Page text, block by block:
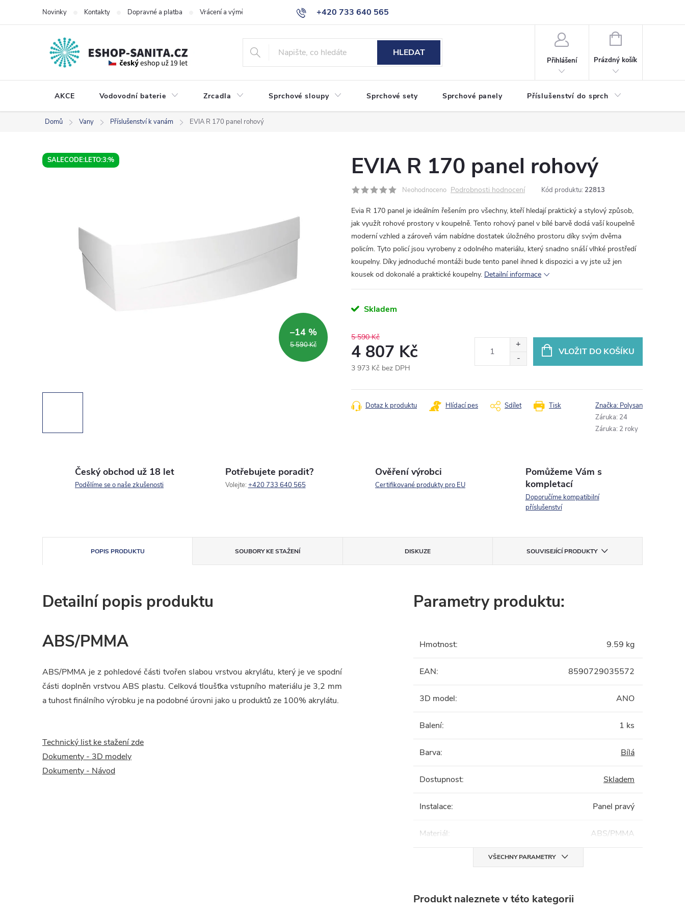
+420 733 640 565
info@eshop-sanita.cz
Novinky Kontakty Dopravné a platba Vrácení a výměna zboží Reklamace Obchodní podmínky
HLEDAT
Přihlášení
NÁKUPNÍ
Prázdný košík
AKCE Vodovodní baterie Zrcadla Sprchové sloupy Sprchové sety Sprchové panely Příslušenství do sprch
Domů Vany Příslušenství k vanám EVIA R 170 panel rohový
SALECODE:LETO:3:%
5 590 Kč
–14 %
EVIA R 170 panel rohový
Neohodnoceno Podrobnosti hodnocení Kód produktu: 22813
Evia R 170 panel je ideálním řešením pro všechny, kteří hledají praktický a stylový způsob,
jak využít rohové prostory v koupelně. Tento rohový panel v bílé barvě dodá vaší koupelně
moderní vzhled a zároveň vám nabídne dostatek úložného prostoru díky svým dvěma
policím. Tyto policí jsou vyrobeny z odolného materiálu, který snadno snáší vlhké prostředí
koupelny. Díky jednoduché montáži bude tento panel ihned k dispozici a vy jste už jen
kousek od dokonalé a praktické koupelny. Detailní informace
Skladem
5 590 Kč
4 807 Kč
3 973 Kč bez DPH
cena:
VLOŽIT DO KOŠÍKU
Tisk
Dotaz k produktu Hlídací pes Sdílet Značka: Polysan
Záruka: 24
Záruka: 2 roky
Český obchod už 18 let
Podělíme se o naše zkušenosti
Potřebujete poradit?
Volejte: +420 733 640 565
Ověření výrobci
Certifikované produkty pro EU
Pomůžeme Vám s
kompletací
Doporučíme kompatibilní
příslušenství
POPIS PRODUKTU SOUBORY KE STAŽENÍ DISKUZE SOUVISEJÍCÍ PRODUKTY
Detailní popis produktu
ABS/PMMA
ABS/PMMA je z pohledové části tvořen slabou vrstvou akrylátu, který je ve spodní
části doplněn vrstvou ABS plastu. Celková tloušťka vstupního materiálu je 3,2 mm
a tuhost finálního výrobku je na podobné úrovni jako u produktů ze 100% akrylátu.
Technický list ke stažení zde
Dokumenty - 3D modely
Dokumenty - Návod
Parametry produktu:
Hmotnost: 9.59 kg
EAN: 8590729035572
3D model: ANO
Balení: 1 ks
Barva: Bílá
Dostupnost: Skladem
Instalace: Panel pravý
Materiál: ABS/PMMA
VŠECHNY PARAMETRY
Produkt naleznete v této kategorii